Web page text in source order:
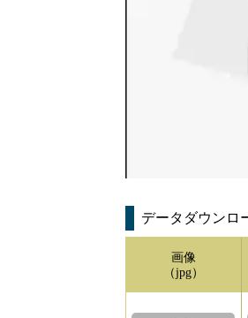
データダウンロ
画像
（jpg）